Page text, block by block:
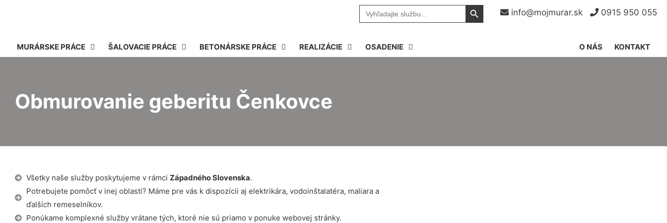
info@mojmurar.sk 0915 950 055
Search
for:
Search Button
MURÁRSKE PRÁCE ŠALOVACIE PRÁCE BETONÁRSKE PRÁCE REALIZÁCIE OSADENIE KONTAKT
O NÁS
Obmurovanie geberitu Čenkovce
Všetky naše služby poskytujeme v rámci Západného Slovenska.
Potrebujete pomôcť v inej oblasti? Máme pre vás k dispozícii aj elektrikára, vodoinštalatéra, maliara a
ďalších remeselníkov.
Ponúkame komplexné služby vrátane tých, ktoré nie sú priamo v ponuke webovej stránky.